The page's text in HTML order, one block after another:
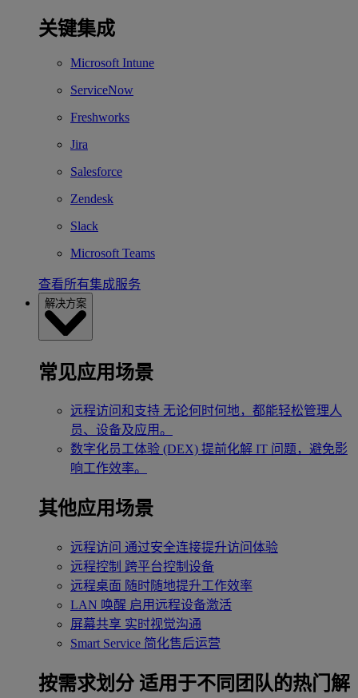
关键集成
Microsoft Intune
ServiceNow
Freshworks
Jira
Salesforce
Zendesk
Slack
Microsoft Teams
查看所有集成服务
解决方案
常见应用场景
远程访问和支持 无论何时何地，都能轻松管理人
员、设备及应用。
数字化员工体验 (DEX) 提前化解 IT 问题，避免影
响工作效率。
其他应用场景
远程访问 通过安全连接提升访问体验
远程控制 跨平台控制设备
远程桌面 随时随地提升工作效率
LAN 唤醒 启用远程设备激活
屏幕共享 实时视觉沟通
Smart Service 简化售后运营
按需求划分 适用于不同团队的热门解